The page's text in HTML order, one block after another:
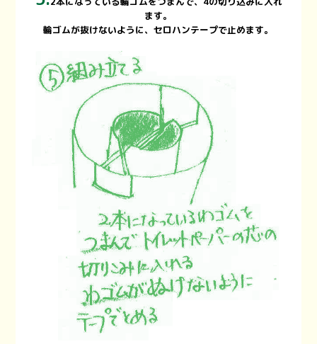
ます。
輪ゴムが抜けないように、セロハンテープで止めます。